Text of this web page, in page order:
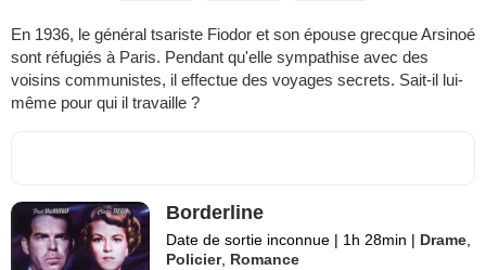
En 1936, le général tsariste Fiodor et son épouse grecque Arsinoé
sont réfugiés à Paris. Pendant qu'elle sympathise avec des
voisins communistes, il effectue des voyages secrets. Sait-il lui-
même pour qui il travaille ?
Borderline
Date de sortie inconnue | 1h 28min | Drame
Policier, Romance